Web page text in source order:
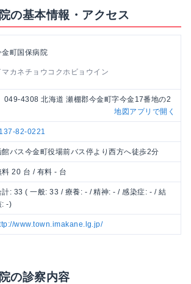
の基本情報・アクセス
金町国保病院
マカネチョウコクホビョウイン
049-4308 北海道 瀬棚郡今金町字今金17番地の2
地図アプリで開く
82-0221
館バス今金町役場前バス停より西方へ徒歩2分
料 20 台 / 有料 - 台
計: 33 ( 一般: 33 / 療養: - / 精神: - / 感染症: - / 結
: -)
www.town.imakane.lg.jp/
の診察内容